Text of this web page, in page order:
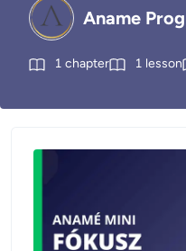
Aname
1 chapter 1 lesson